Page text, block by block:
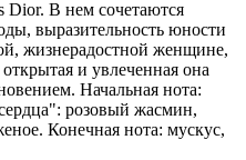
Dior. В нем сочетаются
выразительность юности
жизнерадостной женщине,
и увлеченная она
Начальная нота:
розовый жасмин,
Конечная нота: мускус,